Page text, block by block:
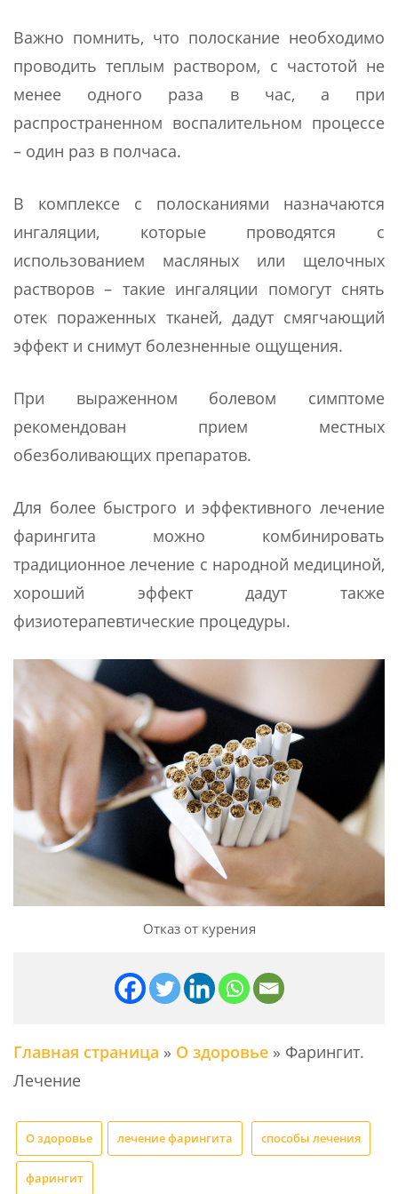
Важно помнить, что полоскание необходимо
проводить теплым раствором, с частотой не
менее одного раза в час, а при
распространенном воспалительном процессе
– один раз в полчаса.
В комплексе с полосканиями назначаются
ингаляции, которые проводятся с
использованием масляных или щелочных
растворов – такие ингаляции помогут снять
отек пораженных тканей, дадут смягчающий
эффект и снимут болезненные ощущения.
При выраженном болевом симптоме
рекомендован прием местных
обезболивающих препаратов.
Для более быстрого и эффективного лечение
фарингита можно комбинировать
традиционное лечение с народной медициной,
хороший эффект дадут также
физиотерапевтические процедуры.
Отказ от курения
Главная страница » О здоровье » Фарингит.
Лечение
О здоровье лечение фарингита способы лечения
фарингит